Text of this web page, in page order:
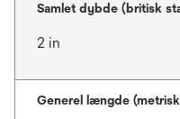
Samlet dybde (britisk
2 in
Generel længde